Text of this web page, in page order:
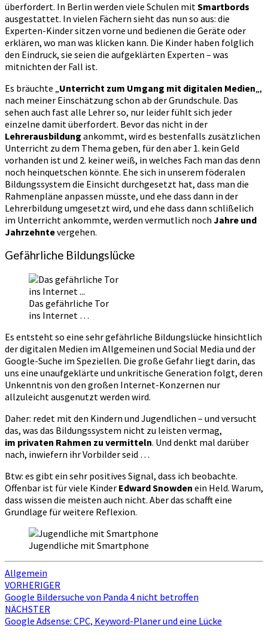
überfordert. In Berlin werden viele Schulen mit Smartbords
ausgestattet. In vielen Fächern sieht das nun so aus: die
Experten-Kinder sitzen vorne und bedienen die Geräte oder
erklären, wo man was klicken kann. Die Kinder haben folglich
den Eindruck, sie seien die aufgeklärten Experten – was
mitnichten der Fall ist.
Es bräuchte „ Unterricht zum Umgang mit digitalen Medien „,
nach meiner Einschätzung schon ab der Grundschule. Das
sehen auch fast alle Lehrer so, nur leider fühlt sich jeder
einzelne damit überfordert. Bevor das nicht in der
Lehrerausbildung ankommt, wird es bestenfalls zusätzlichen
Unterricht zu dem Thema geben, für den aber 1. kein Geld
vorhanden ist und 2. keiner weiß, in welches Fach man das denn
noch heinquetschen könnte. Ehe sich in unserem föderalen
Bildungssystem die Einsicht durchgesetzt hat, dass man die
Rahmenpläne anpassen müsste, und ehe dass dann in der
Lehrerbildung umgesetzt wird, und ehe dass dann schlißelich
im Unterricht ankommte, werden vermutlich noch Jahre und
Jahrzehntevergehen.
Gefährliche Bildungslücke
Das gefährliche Tor
ins Internet …
Es entsteht so eine sehr gefährliche Bildungslücke hinsichtlich
der digitalen Medien im Allgemeinen und Social Media und der
Google-Suche im Speziellen. Die große Gefahr liegt darin, das
uns eine unaufgeklärte und unkritische Generation folgt, deren
Unkenntnis von den großen Internet-Konzernen nur
allzuleicht ausgenutzt werden wird.
Daher: redet mit den Kindern und Jugendlichen – und versucht
das, was das Bildungssystem nicht zu leisten vermag,
im privaten Rahmen zu vermitteln. Und denkt mal darüber
nach, inwiefern ihr Vorbilder seid …
Btw: es gibt ein sehr positives Signal, dass ich beobachte.
Offenbar ist für viele Kinder Edward Snowden ein Held. Warum,
dass wissen die meisten auch nicht. Aber das schafft eine
Grundlage für weitere Reflexion.
Jugendliche mit Smartphone
Allgemein
Beitragsnavigation
VORHERIGER
Google Bildersuche von Panda 4 nicht betroffen
NÄCHSTER
Google Adsense: CPC, Keyword-Planer und eine Lücke